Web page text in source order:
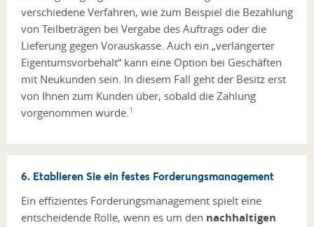
verschiedene Verfahren, wie zum Beispiel die Bezahlung
von Teilbeträgen bei Vergabe des Auftrags oder die
Lieferung gegen Vorauskasse. Auch ein „verlängerter
Eigentumsvorbehalt“ kann eine Option bei Geschäften
mit Neukunden sein. In diesem Fall geht der Besitz erst
von Ihnen zum Kunden über, sobald die Zahlung
vorgenommen wurde.1
6. Etablieren Sie ein festes Forderungsmanagement
Ein effizientes Forderungsmanagement spielt eine
entscheidende Rolle, wenn es um den nachhaltigen